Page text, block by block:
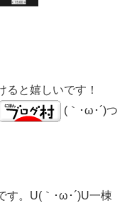
ると嬉しいです！
(｀･ω･´)つ
す。U(｀･ω･´)U一棟